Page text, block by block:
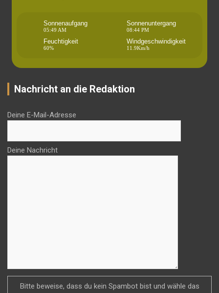
Sonnenaufgang
05:49 AM
Sonnenuntergang
08:44 PM
Feuchtigkeit
60%
Windgeschwindigkeit
11.9Km/h
Nachricht an die Redaktion
Deine E-Mail-Adresse
Deine Nachricht
Bitte beweise, dass du kein Spambot bist und wähle das